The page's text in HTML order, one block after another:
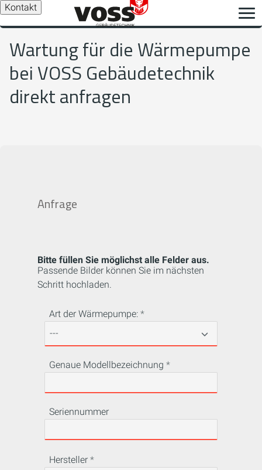
Kontakt
Wartung für die Wärmepumpe
bei VOSS Gebäudetechnik
direkt anfragen
Anfrage
Bitte füllen Sie möglichst alle Felder aus.
Passende Bilder können Sie im nächsten
Schritt hochladen.
Art der Wärmepumpe:
Genaue Modellbezeichnung
Seriennummer
Hersteller